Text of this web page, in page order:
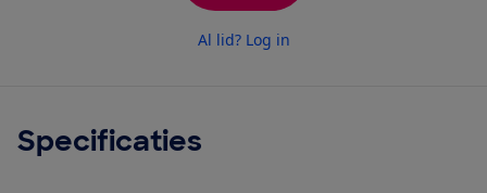
Al lid? Log in
Specificaties